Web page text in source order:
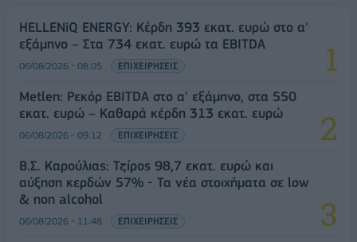
HELLENiQ ENERGY: Κέρδη 393 εκατ. ευρώ στο α'
εξάμηνο – Στα 734 εκατ. ευρώ τα EBITDA
06/08/2026 - 08:05 ΕΠΙΧΕΙΡΗΣΕΙΣ
Metlen: Ρεκόρ EBITDA στο α' εξάμηνο, στα 550
εκατ. ευρώ – Καθαρά κέρδη 313 εκατ. ευρώ
06/08/2026 - 09:12 ΕΠΙΧΕΙΡΗΣΕΙΣ
Β.Σ. Καρούλιας: Τζίρος 98,7 εκατ. ευρώ και
αύξηση κερδών 57% - Τα νέα στοιχήματα σε low
& non alcohol
06/08/2026 - 11:48 ΕΠΙΧΕΙΡΗΣΕΙΣ